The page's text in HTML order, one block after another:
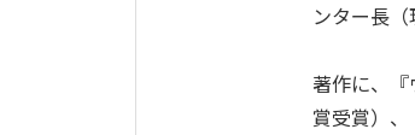
ンター長（
著作に、
賞受賞）